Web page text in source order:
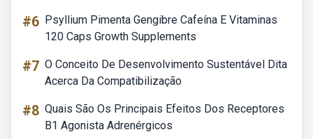
#6 Psyllium Pimenta Gengibre Cafeína E Vitaminas
120 Caps Growth Supplements
#7 O Conceito De Desenvolvimento Sustentável Dita
Acerca Da Compatibilização
#8 Quais São Os Principais Efeitos Dos Receptores
B1 Agonista Adrenérgicos